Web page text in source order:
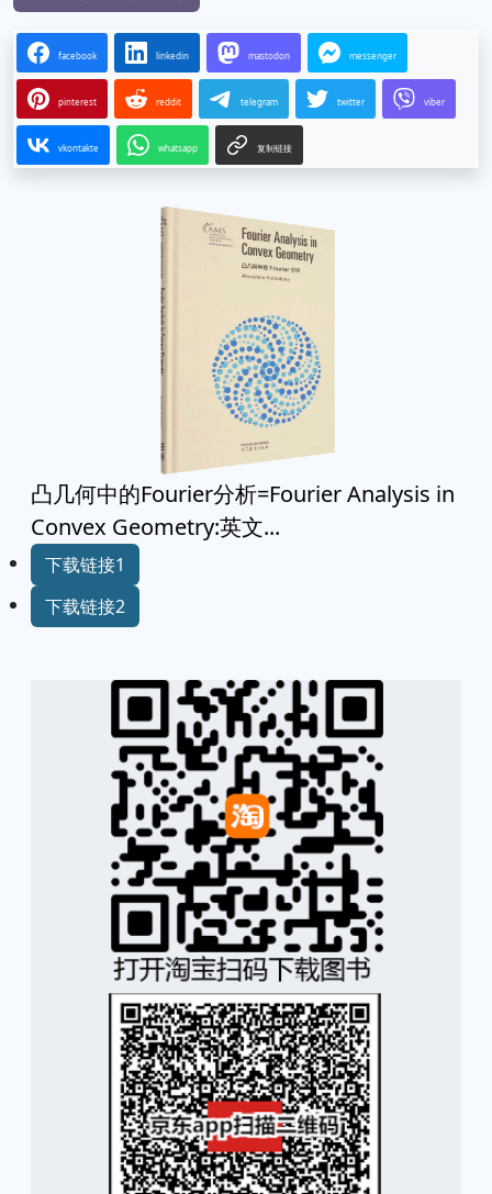
facebook linkedin mastodon messenger
pinterest reddit telegram twitter viber
vkontakte whatsapp 复制链接
凸几何中的Fourier分析=Fourier Analysis in
Convex Geometry:英文...
下载链接1
下载链接2